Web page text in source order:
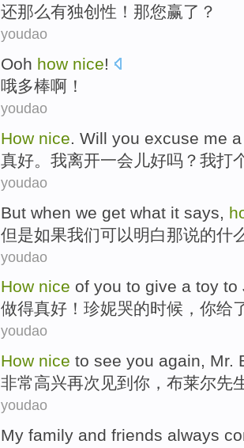
还那么有独创性 ！ 那您赢了 ？
youdao
Ooh how nice!
哦多棒啊！
youdao
How nice. Will you excuse me
真好。 我离开一会儿好吗？ 我打
youdao
But when we get what it says
但是如果我们可以明白那说的什
youdao
How nice of you to give a toy to
做得真好 ！ 珍妮哭的时候， 你给
youdao
How nice to see you again, Mr.
非常高兴再次 见到 你 ， 布莱尔先
youdao
My family and friends always